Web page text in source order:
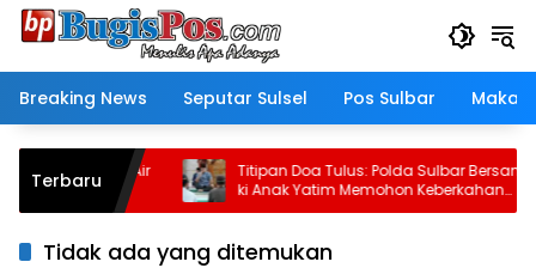
Langsung
Breaking News
Seputar Sulsel Pos Sulbar
Terbaru
Salurkan ki Air
Bantuan
Titipan Doa Tulus: Polda Sulbar Bersama
ki Anak Yatim Memohon Keberkahan
Keamanan Negeri
Tidak ada yang ditemukan